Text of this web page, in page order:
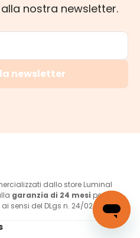
nostra newsletter.
newsletter
dallo store Luminal
garanzia di 24 mesi per i
sensi del DLgs n. 24/02.